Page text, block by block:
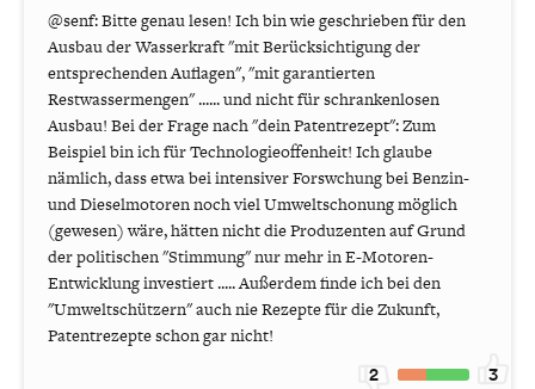
@senf: Bitte genau lesen! Ich bin wie geschrieben für den
Ausbau der Wasserkraft "mit Berücksichtigung der
entsprechenden Auflagen", "mit garantierten
Restwassermengen" ...... und nicht für schrankenlosen
Ausbau! Bei der Frage nach "dein Patentrezept": Zum
Beispiel bin ich für Technologieoffenheit! Ich glaube
nämlich, dass etwa bei intensiver Forswchung bei Benzin-
und Dieselmotoren noch viel Umweltschonung möglich
(gewesen) wäre, hätten nicht die Produzenten auf Grund
der politischen "Stimmung" nur mehr in E-Motoren-
Entwicklung investiert ..... Außerdem finde ich bei den
"Umweltschützern" auch nie Rezepte für die Zukunft,
Patentrezepte schon gar nicht!
2 3